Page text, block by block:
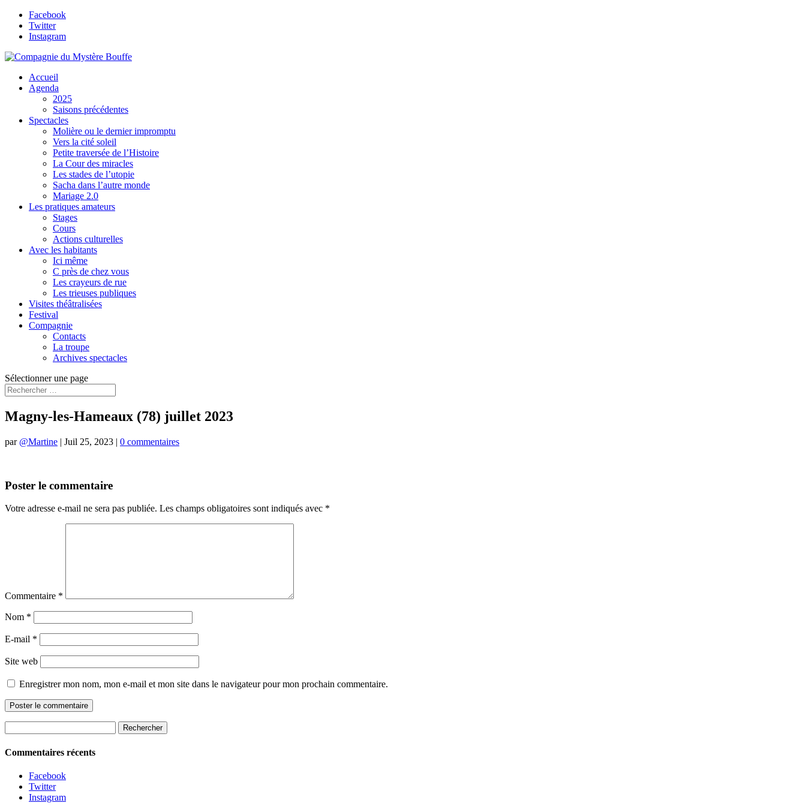
Facebook
Twitter
Instagram
Accueil
Agenda
2025
Saisons précédentes
Spectacles
Molière ou le dernier impromptu
Vers la cité soleil
Petite traversée de l’Histoire
La Cour des miracles
Les stades de l’utopie
Sacha dans l’autre monde
Mariage 2.0
Les pratiques amateurs
Stages
Cours
Actions culturelles
Avec les habitants
Ici même
C près de chez vous
Les crayeurs de rue
Les trieuses publiques
Visites théâtralisées
Festival
Compagnie
Contacts
La troupe
Archives spectacles
Sélectionner une page
Magny-les-Hameaux (78) juillet 2023
par @Martine | Juil 25, 2023 | 0 commentaires
Poster le commentaire
Votre adresse e-mail ne sera pas publiée. Les champs obligatoires sont indiqués avec *
Commentaire *
Nom *
E-mail *
Site web
Enregistrer mon nom, mon e-mail et mon site dans le navigateur pour mon prochain commentaire.
Commentaires récents
Facebook
Twitter
Instagram